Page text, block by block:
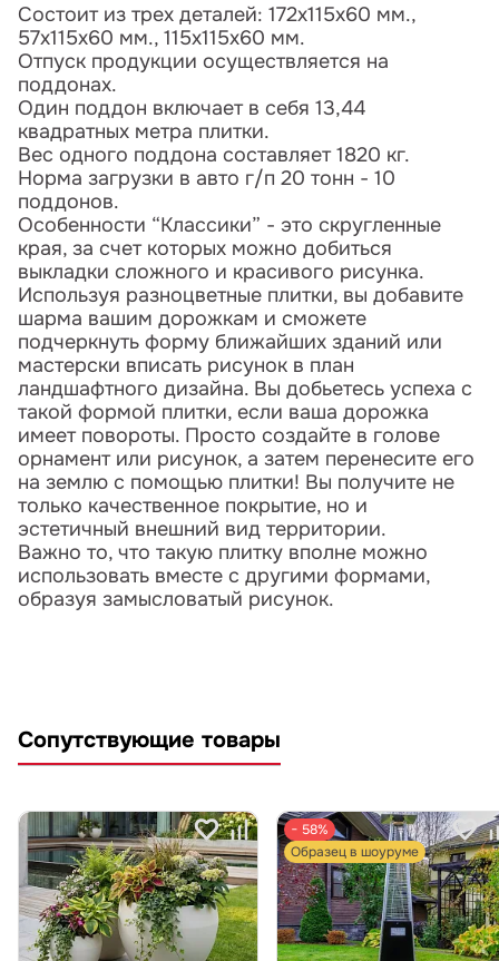
Состоит из трех деталей: 172х115х60 мм.,
57х115х60 мм., 115х115х60 мм.
Отпуск продукции осуществляется на
поддонах.
Один поддон включает в себя 13,44
квадратных метра плитки.
Вес одного поддона составляет 1820 кг.
Норма загрузки в авто г/п 20 тонн - 10
поддонов.
Особенности “Классики” - это скругленные
края, за счет которых можно добиться
выкладки сложного и красивого рисунка.
Используя разноцветные плитки, вы добавите
шарма вашим дорожкам и сможете
подчеркнуть форму ближайших зданий или
мастерски вписать рисунок в план
ландшафтного дизайна. Вы добьетесь успеха с
такой формой плитки, если ваша дорожка
имеет повороты. Просто создайте в голове
орнамент или рисунок, а затем перенесите его
на землю с помощью плитки! Вы получите не
только качественное покрытие, но и
эстетичный внешний вид территории.
Важно то, что такую плитку вполне можно
использовать вместе с другими формами,
образуя замысловатый рисунок.
Сопутствующие товары
− 58%
Образец в шоуруме